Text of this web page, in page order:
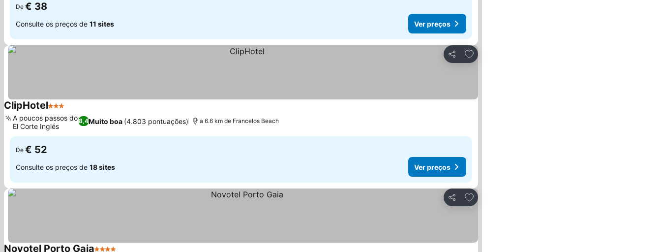
De € 38
Consulte os preços de 11 sites Ver preços
Partilhar
Adicionar aos favoritos
ClipHotel3 Estrelas
8,4Muito boa (4.803 pontuações)
A poucos passos do
El Corte Inglés
a 6.6 km de Francelos Beach
De € 52
Consulte os preços de 18 sites Ver preços
Partilhar
Adicionar aos favoritos
Novotel Porto Gaia